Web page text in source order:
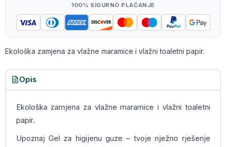
100% SIGURNO PLAĆANJE
Ekološka zamjena za vlažne maramice i vlažni toaletni papir.
Opis
Ekološka zamjena za vlažne maramice i vlažni toaletni
papir.
Upoznaj Gel za higijenu guze – tvoje nježno rješenje